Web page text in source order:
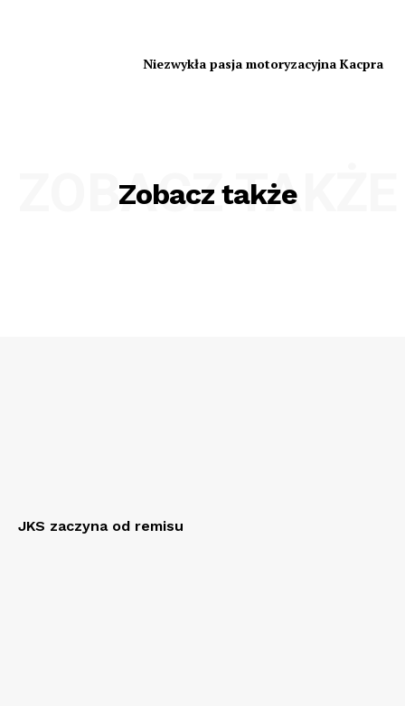
Niezwykła pasja motoryzacyjna Kacpra
Zobacz także
ZOBACZ TAKŻE
JKS zaczyna od remisu